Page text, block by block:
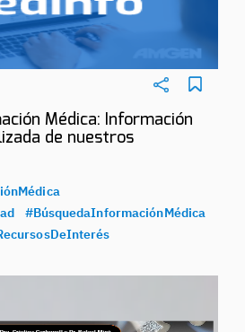
Médica: Información
de nuestros
#BúsquedaInformaciónMédica